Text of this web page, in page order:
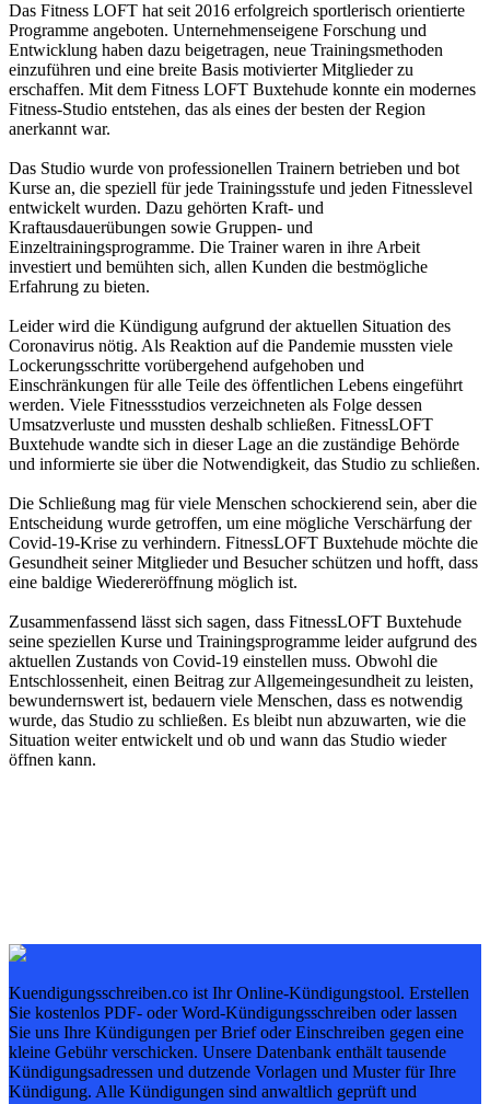
Das Fitness LOFT hat seit 2016 erfolgreich sportlerisch orientierte
Programme angeboten. Unternehmenseigene Forschung und
Entwicklung haben dazu beigetragen, neue Trainingsmethoden
einzuführen und eine breite Basis motivierter Mitglieder zu
erschaffen. Mit dem Fitness LOFT Buxtehude konnte ein modernes
Fitness-Studio entstehen, das als eines der besten der Region
anerkannt war.
Das Studio wurde von professionellen Trainern betrieben und bot
Kurse an, die speziell für jede Trainingsstufe und jeden Fitnesslevel
entwickelt wurden. Dazu gehörten Kraft- und
Kraftausdauerübungen sowie Gruppen- und
Einzeltrainingsprogramme. Die Trainer waren in ihre Arbeit
investiert und bemühten sich, allen Kunden die bestmögliche
Erfahrung zu bieten.
Leider wird die Kündigung aufgrund der aktuellen Situation des
Coronavirus nötig. Als Reaktion auf die Pandemie mussten viele
Lockerungsschritte vorübergehend aufgehoben und
Einschränkungen für alle Teile des öffentlichen Lebens eingeführt
werden. Viele Fitnessstudios verzeichneten als Folge dessen
Umsatzverluste und mussten deshalb schließen. FitnessLOFT
Buxtehude wandte sich in dieser Lage an die zuständige Behörde
und informierte sie über die Notwendigkeit, das Studio zu schließen.
Die Schließung mag für viele Menschen schockierend sein, aber die
Entscheidung wurde getroffen, um eine mögliche Verschärfung der
Covid-19-Krise zu verhindern. FitnessLOFT Buxtehude möchte die
Gesundheit seiner Mitglieder und Besucher schützen und hofft, dass
eine baldige Wiedereröffnung möglich ist.
Zusammenfassend lässt sich sagen, dass FitnessLOFT Buxtehude
seine speziellen Kurse und Trainingsprogramme leider aufgrund des
aktuellen Zustands von Covid-19 einstellen muss. Obwohl die
Entschlossenheit, einen Beitrag zur Allgemeingesundheit zu leisten,
bewundernswert ist, bedauern viele Menschen, dass es notwendig
wurde, das Studio zu schließen. Es bleibt nun abzuwarten, wie die
Situation weiter entwickelt und ob und wann das Studio wieder
öffnen kann.
Kuendigungsschreiben.co ist Ihr Online-Kündigungstool. Erstellen
Sie kostenlos PDF- oder Word-Kündigungsschreiben oder lassen
Sie uns Ihre Kündigungen per Brief oder Einschreiben gegen eine
kleine Gebühr verschicken. Unsere Datenbank enthält tausende
Kündigungsadressen und dutzende Vorlagen und Muster für Ihre
Kündigung. Alle Kündigungen sind anwaltlich geprüft und